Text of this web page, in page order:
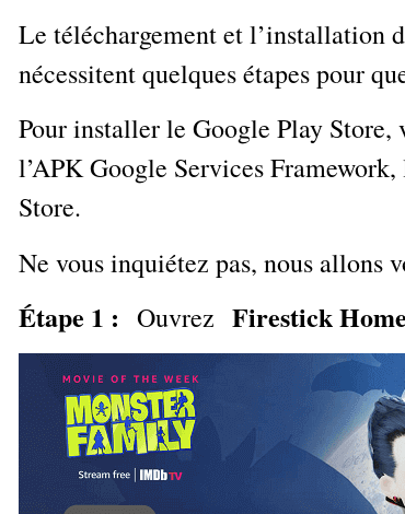
Le téléchargement et l’installation
nécessitent quelques étapes pour
Pour installer le Google Play Store,
l’APK Google Services
Store.
Ne vous inquiétez pas, nous allons
Étape 1 : Ouvrez Firestick Home